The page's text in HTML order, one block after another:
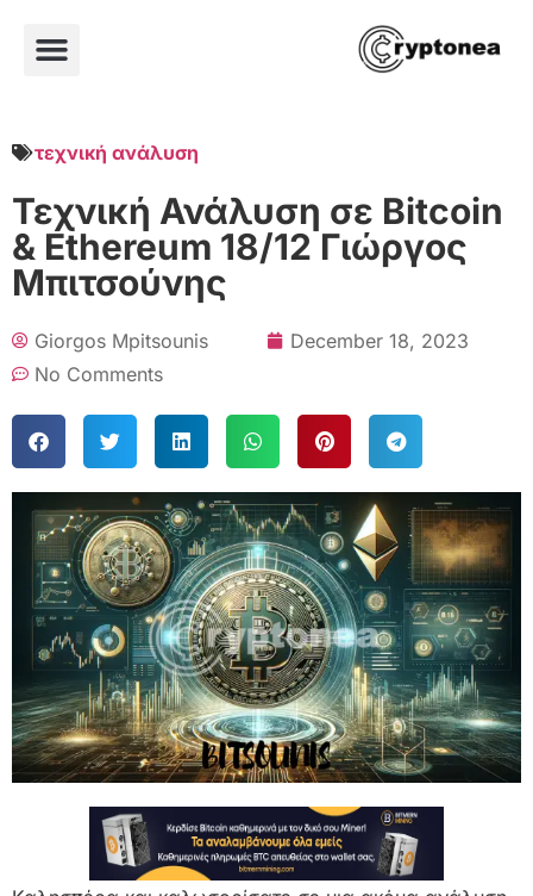
τεχνική ανάλυση
Τεχνική Ανάλυση σε Bitcoin
& Ethereum 18/12 Γιώργος
Μπιτσούνης
Giorgos Mpitsounis
December 18, 2023
No Comments